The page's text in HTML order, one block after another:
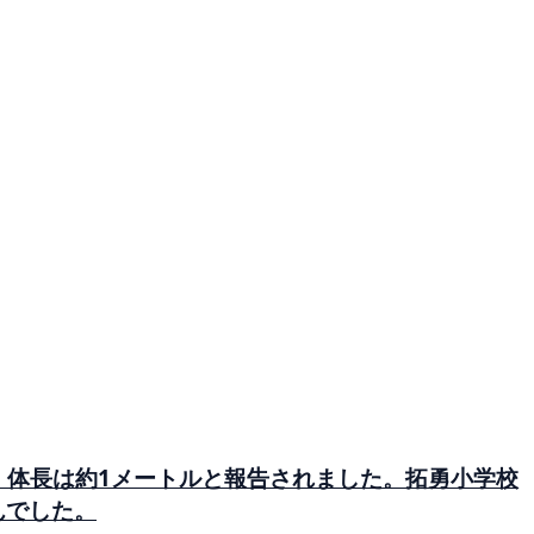
長は約1メートルと報告されました。拓勇小学校
した。